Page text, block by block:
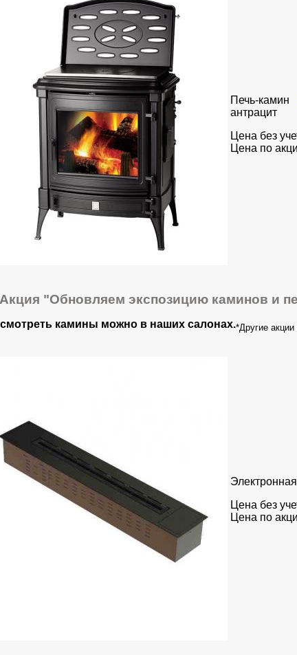
Печь-камин
антрацит
Цена без
Цена по
"Обновляем экспозицию каминов и
камины можно в наших салонах.*Другие
Цена без
Цена по